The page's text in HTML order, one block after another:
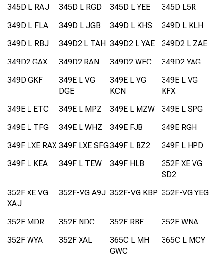
345D L RAJ 345D L RGD 345D L YEE
345D L5R
349D L FLA
349D L JGB 349D L KHS
349D L KLH
349D L RBJ
349D2 L TAH 349D2 L YAE
349D2 L ZAE
349D2 GAX
349D2 RAN 349D2 WEC
349D2 YAG
349D GKF
349E L VG
DGE
349E L VG
KCN
349E L VG
KFX
349E L ETC
349E L MPZ 349E L MZW
349E L SPG
349E L TFG
349E L WHZ 349E FJB
349E RGH
349F LXE RAX 349F LXE SFG349F L BZ2
349F L HPD
349F L KEA
349F L TEW 349F HLB
352F XE VG
SD2
352F XE VG
XAJ
352F-VG A9J 352F-VG KBP 352F-VG YEG
352F MDR 352F NDC 352F RBF
352F WNA
352F WYA
352F XAL
365C L MH
GWC
365C L MCY